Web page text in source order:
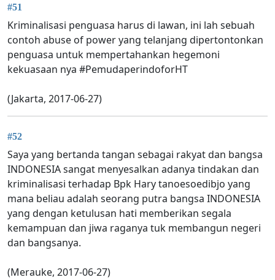
#51
Kriminalisasi penguasa harus di lawan, ini lah sebuah
contoh abuse of power yang telanjang dipertontonkan
penguasa untuk mempertahankan hegemoni
kekuasaan nya #PemudaperindoforHT
(Jakarta, 2017-06-27)
#52
Saya yang bertanda tangan sebagai rakyat dan bangsa
INDONESIA sangat menyesalkan adanya tindakan dan
kriminalisasi terhadap Bpk Hary tanoesoedibjo yang
mana beliau adalah seorang putra bangsa INDONESIA
yang dengan ketulusan hati memberikan segala
kemampuan dan jiwa raganya tuk membangun negeri
dan bangsanya.
(Merauke, 2017-06-27)